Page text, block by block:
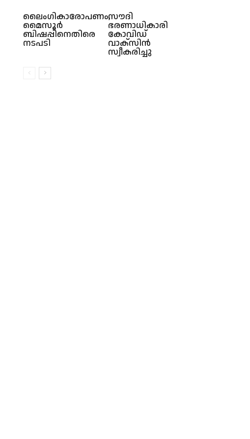
ലൈംഗികാരോപണം,
മൈസൂര്‍
ബിഷപ്പിനെതിരെ
നടപടി
സൗദി
ഭരണാധികാരി
കോവിഡ്
വാക്സിൻ
സ്വീകരിച്ചു